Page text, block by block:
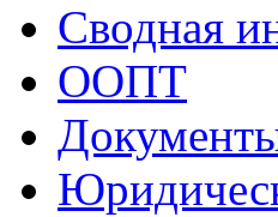
Сводная
ООПТ